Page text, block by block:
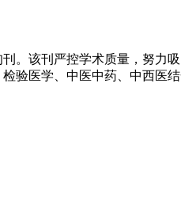
。该刊严控学术质量，努
验医学、中医中药、中西医